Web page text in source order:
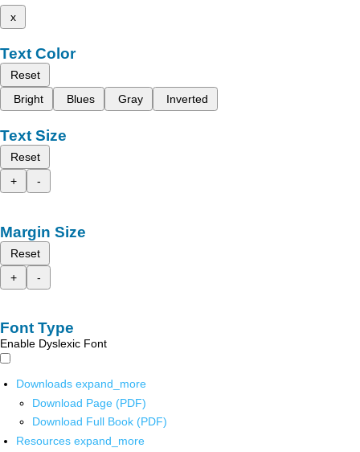
x
Text Color
Reset
Bright
Blues Gray Inverted
Text Size
Reset
+
-
Margin Size
Reset
+
-
Font Type
Enable Dyslexic Font
Downloads expand_more
Download Page (PDF)
Download Full Book (PDF)
Resources expand_more